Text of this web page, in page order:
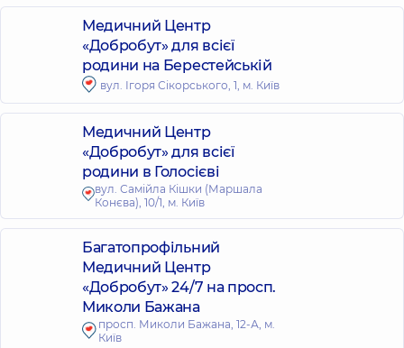
Медичний Центр
«Добробут» для всієї
родини на Берестейській
вул. Ігоря Сікорського, 1, м. Київ
Медичний Центр
«Добробут» для всієї
родини в Голосієві
вул. Самійла Кішки (Маршала
Конєва), 10/1, м. Київ
Багатопрофільний
Медичний Центр
«Добробут» 24/7 на просп.
Миколи Бажана
просп. Миколи Бажана, 12-А, м.
Київ